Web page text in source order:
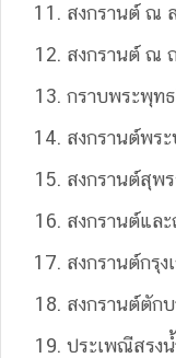
สงกรานต์ ณ
สงกรานต์ ณ
กราบพระพุท
สงกรานต์พร
สงกรานต์สุพ
สงกรานต์แล
สงกรานต์กรุง
สงกรานต์ตัก
ประเพณีสรง